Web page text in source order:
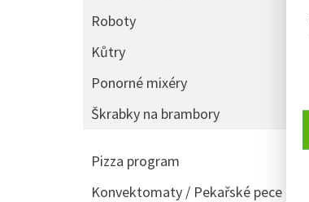
Roboty
Kůtry
Ponorné mixéry
Škrabky na brambory
Pizza program
Konvektomaty / Pekařské pece